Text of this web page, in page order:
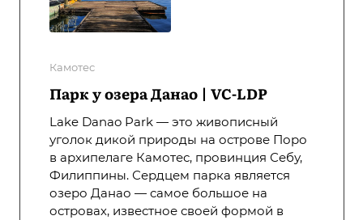
Камотес
Парк у озера Данао | VC-LDP
Lake Danao Park — это живописный
уголок дикой природы на острове Поро
в архипелаге Камотес, провинция Себу,
Филиппины. Сердцем парка является
озеро Данао — самое большое на
островах, известное своей формой в